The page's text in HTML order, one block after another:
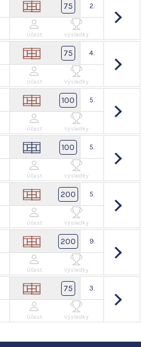
75 2.
Účast Výsledky
75 4.
Účast Výsledky
100 5.
Účast Výsledky
100 5.
Účast Výsledky
200 5.
Účast Výsledky
200 9.
Účast Výsledky
75 3.
Účast Výsledky